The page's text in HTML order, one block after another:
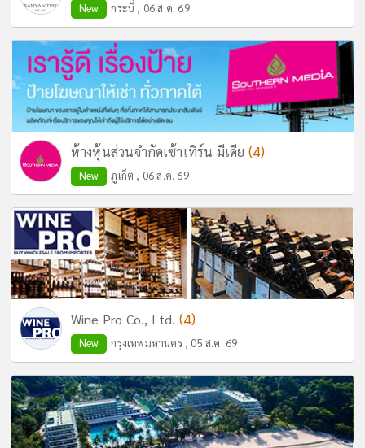
New กระบี่ , 06 ส.ค. 69
ห้างหุ้นส่วนจำกัดเซ้าเทิร์น มีเดีย (4)
New ภูเก็ต , 06 ส.ค. 69
Wine Pro Co., Ltd. (4)
New กรุงเทพมหานคร , 05 ส.ค. 69